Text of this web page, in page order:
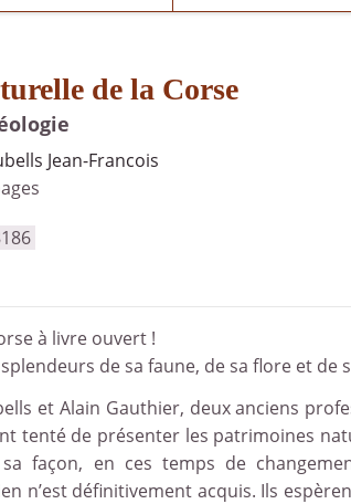
de la Corse
Jean-Francois
à livre ouvert !
de sa faune, de sa flore et de
et Alain Gauthier, deux anciens
tenté de présenter les patrimoines
façon, en ces temps de
n’est définitivement acquis. Ils